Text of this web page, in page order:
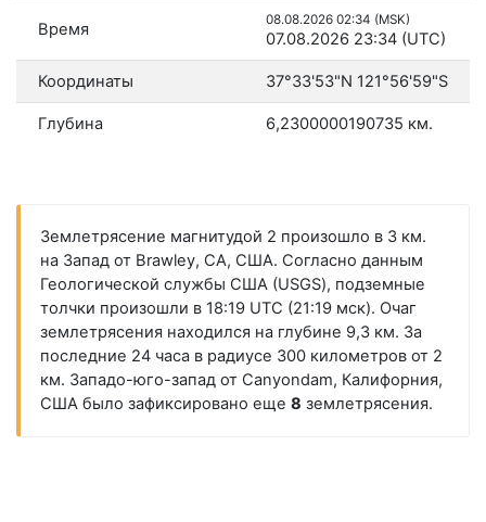
Время 08.08.2026 02:34 (MSK)
07.08.2026 23:34 (UTC)
Координаты 37°33'53"N 121°56'59"S
Глубина 6,2300000190735 км.
Землетрясение магнитудой 2 произошло в 3 км.
на Запад от Brawley, CA, США. Согласно данным
Геологической службы США (USGS), подземные
толчки произошли в 18:19 UTC (21:19 мск). Очаг
землетрясения находился на глубине 9,3 км. За
последние 24 часа в радиусе 300 километров от 2
км. Западо-юго-запад от Canyondam, Калифорния,
США было зафиксировано еще 8 землетрясения.